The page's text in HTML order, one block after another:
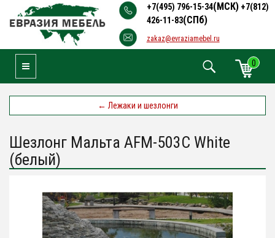
+7(495) 796-15-34(МСК) +7(812)
426-11-83(СПб)
zakaz@evraziamebel.ru
0
Toggle Navigation
← Лежаки и шезлонги
Шезлонг Мальта AFM-503C White
(белый)